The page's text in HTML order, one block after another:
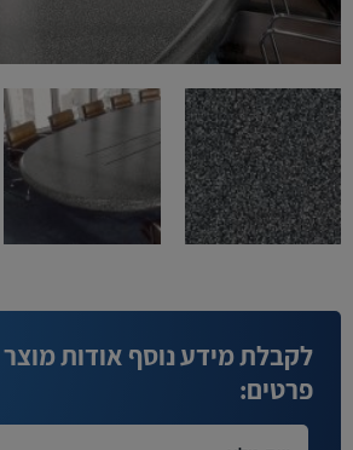
לקבלת מידע נוסף אודות
פרטים: